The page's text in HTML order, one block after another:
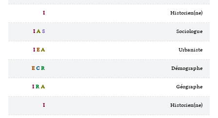
I
IAS
IEA
ECR
IRA
I